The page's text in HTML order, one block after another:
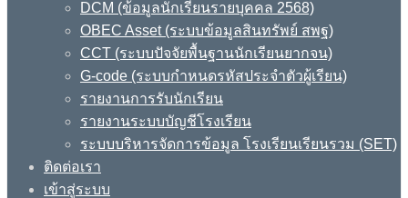
DCM (ข้อมูลนักเรียนรายบุคคล 2568)
OBEC Asset (ระบบข้อมูลสินทรัพย์ สพฐ)
CCT (ระบบปัจจัยพื้นฐานนักเรียนยากจน)
G-code (ระบบกำหนดรหัสประจำตัวผู้เรียน)
รายงานการรับนักเรียน
รายงานระบบบัญชีโรงเรียน
ระบบบริหารจัดการข้อมูล โรงเรียนเรียนรวม (SET)
ติดต่อเรา
เข้าสู่ระบบ